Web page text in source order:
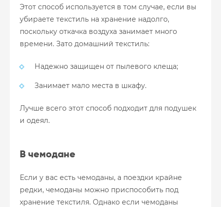
Этот способ используется в том случае, если вы
убираете текстиль на хранение надолго,
поскольку откачка воздуха занимает много
времени. Зато домашний текстиль:
Надежно защищен от пылевого клеща;
Занимает мало места в шкафу.
Лучше всего этот способ подходит для подушек
и одеял.
В чемодане
Если у вас есть чемоданы, а поездки крайне
редки, чемоданы можно приспособить под
хранение текстиля. Однако если чемоданы